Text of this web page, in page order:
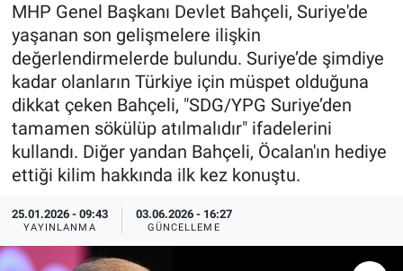
MHP Genel Başkanı Devlet Bahçeli, Suriye'de
yaşanan son gelişmelere ilişkin
değerlendirmelerde bulundu. Suriye’de şimdiye
kadar olanların Türkiye için müspet olduğuna
dikkat çeken Bahçeli, "SDG/YPG Suriye’den
tamamen sökülüp atılmalıdır" ifadelerini
kullandı. Diğer yandan Bahçeli, Öcalan'ın hediye
ettiği kilim hakkında ilk kez konuştu.
25.01.2026 - 09:43
YAYINLANMA
03.06.2026 - 16:27
GÜNCELLEME
Trend
Özel Haberler
Yazarlar
Ekonomi
Dünya
Medya
Özel Haberler
Kadın
Erişim Bilgileri
Son Dakika Haberleri
Haber Arşivi